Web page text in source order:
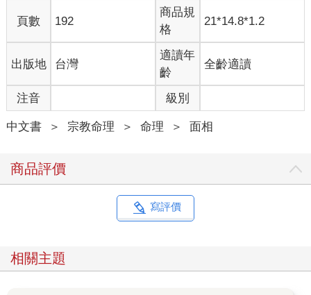
在社交場合中，一個人是習慣觀察氣氛、調整自己？還是照自己
的節奏行事？這些從眼睛與嘴巴的搭配就能略知一二。眼睛的大
小反映的是在互動中「自我」與「他人」的比重―眼睛大的人傾
向重視他人感受、主動調整自己；眼睛小的人則自我意識強烈，
更在意自身步調與原則。嘴巴的大小則代表一個人承接情緒的方
式與容量―嘴巴大的人包容力強、抗壓性高，遇事較能冷靜消
化；嘴巴小的人則感知細膩、反應快速，對環境變化特別敏感。
當這兩個部位搭配觀察，就能看出一個人在人際互動中的社交風
格，是那種處處為人著想、情緒內斂的成熟型，還是堅持自我、
在群體中最獨特的存在節奏。
A. 眼睛大嘴巴大：過度社交的和事佬類型
新朋友、熱衷參與各種聚會與話題。他們擅長察言觀色、說場面
話，講話總讓人聽了從心底舒服，避免衝突、彌合分歧是他們最
場。雖然這樣的溫和讓人覺得「好相處」，但有時也會讓人懷疑
他們是不是太圓滑、不夠真誠。你會在聚餐中看到他到處敬酒、
頁數 192
商品規
格
21*14.8*1.2
出版地 台灣
適讀年
齡
全齡適讀
注音 級別
中文書 ＞ 宗教命理 ＞ 命理 ＞ 面相
商品評價
寫評價
相關主題